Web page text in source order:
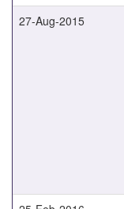
27-Aug-2015